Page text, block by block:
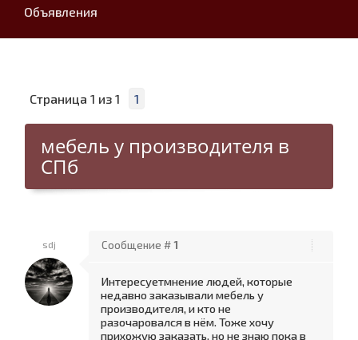
Объявления
Страница 1 из 1 1
мебель у производителя в
СПб
sdj Сообщение #1
Интересуетмнение людей, которые
недавно заказывали мебель у
производителя, и кто не
разочаровался в нём. Тоже хочу
прихожую заказать, но не знаю пока в